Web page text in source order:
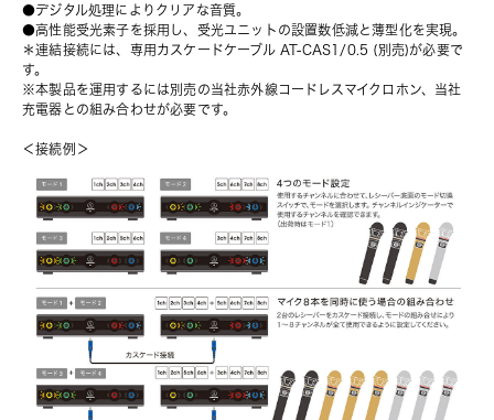
●デジタル処理によりクリアな音質。
●高性能受光素子を採用し、受光ユニットの設置数低減と薄型化を実現。
＊連結接続には、専用カスケードケーブル AT-CAS1/0.5 (別売)が必要で
す。
※本製品を運用するには別売の当社赤外線コードレスマイクロホン、当社
充電器との組み合わせが必要です。
＜接続例＞